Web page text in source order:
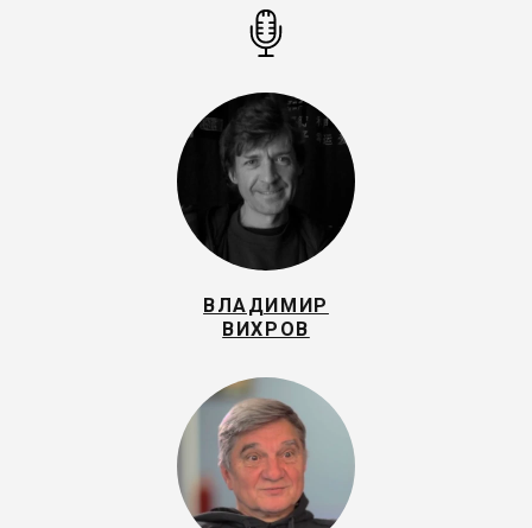
ВЛАДИМИР
ВИХРОВ